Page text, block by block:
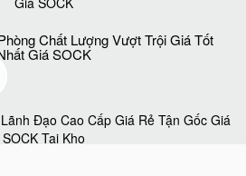
Chất Lượng Vượt Trội Giá Tốt
Giá SOCK